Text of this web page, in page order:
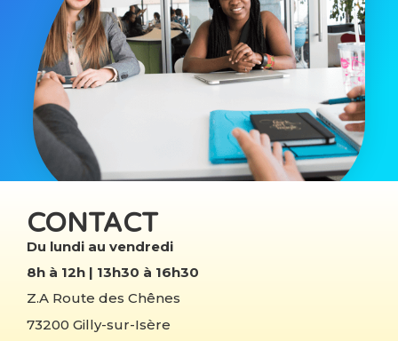
CONTACT
Du lundi au vendredi
8h à 12h | 13h30 à 16h30
Z.A Route des Chênes
73200 Gilly-sur-Isère